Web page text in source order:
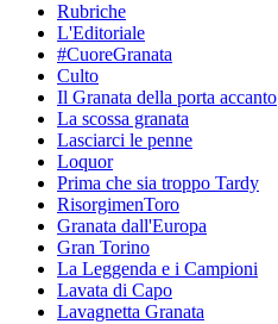
Rubriche
L'Editoriale
#CuoreGranata
Culto
Il Granata della porta accanto
La scossa granata
Lasciarci le penne
Loquor
Prima che sia troppo Tardy
RisorgimenToro
Granata dall'Europa
Gran Torino
La Leggenda e i Campioni
Lavata di Capo
Lavagnetta Granata